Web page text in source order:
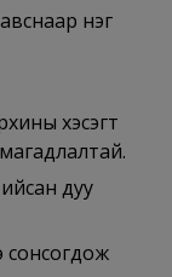
авснаар нэг
хэсэгт
магадлалтай.
дуу
сонсогдож